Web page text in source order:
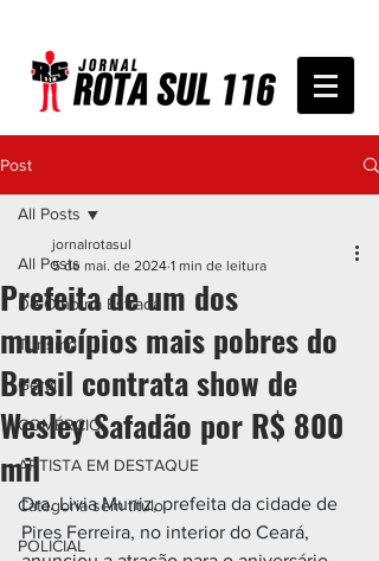
Post
All Posts
De Olho na Estrada
Turismo
Geral
COMÉRCIO
ARTISTA EM DESTAQUE
Categoria sem título
POLICIAL
All Posts
Prefeita de um dos
municípios mais pobres do
Brasil contrata show de
Wesley Safadão por R$ 800
mil
jornalrotasul
5 de mai. de 2024 1 min de leitura
Dra. Livia Muniz, prefeita da cidade de
Pires Ferreira, no interior do Ceará,